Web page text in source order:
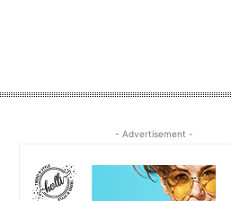
- Advertisement -